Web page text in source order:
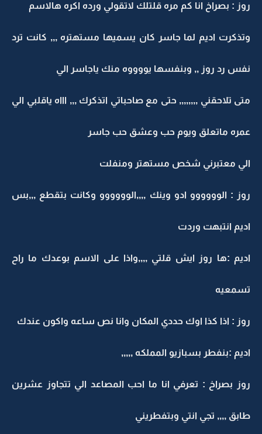
روز : بصراخ انا كم مره قلتلك لاتقولي ورده اكره هالاسم
وتذكرت اديم لما جاسر كان يسميها مستهتره ,,, كانت ترد
نفس رد روز ,, وبنفسها يووووه منك ياجاسر الي
متى تلاحقني ,,,,,,,, حتى مع صاحباتي اتذكرك ,,, اااه ياقلبي الي
عمره ماتعلق ويوم حب وعشق حب جاسر
الي معتبرني شخص مستهتر ومنفلت
روز : الوووووو ادو وينك ,,,,الوووووو وكانت بتقطع ,,,بس
اديم انتبهت وردت
اديم :ها روز ايش قلتي ,,,,واذا على الاسم بوعدك ما راح
تسمعيه
روز : اذا كذا اوك حددي المكان وانا نص ساعه واكون عندك
اديم :بنفطر بسبازيو المملكه ,,,,,
روز بصراخ : تعرفي انا ما احب المصاعد الي تتجاوز عشرين
طابق ,,,, تجي انتي وبتفطريني